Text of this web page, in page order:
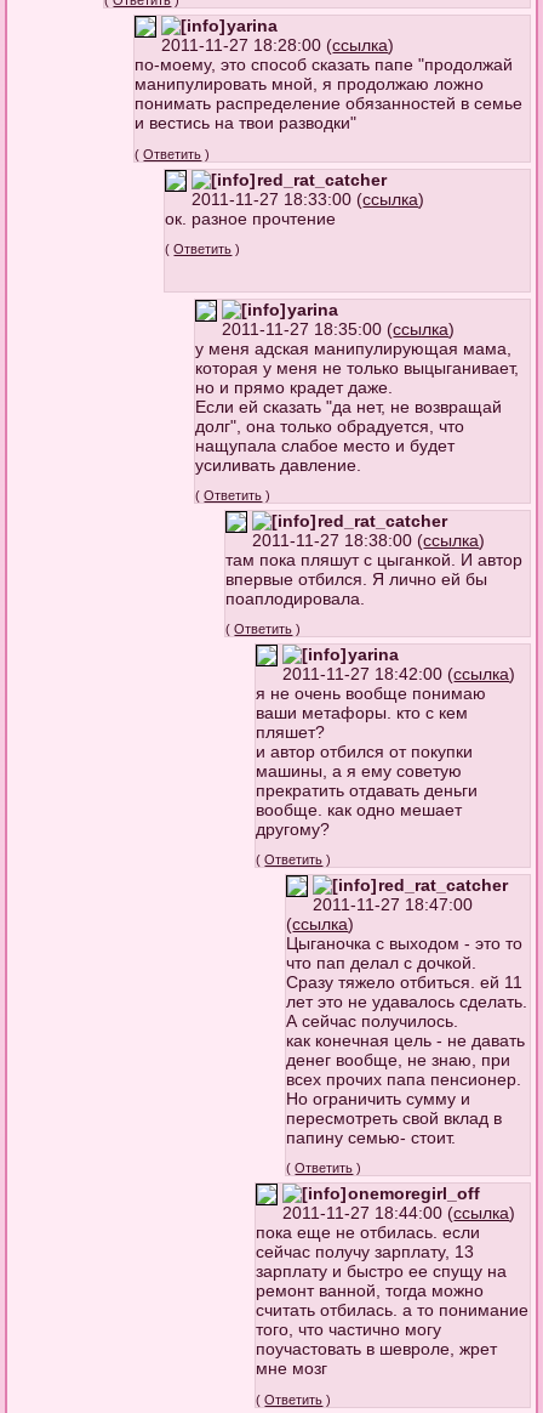
yarina
2011-11-27 18:28:00 (ссылка)
по-моему, это способ сказать папе "продолжай
манипулировать мной, я продолжаю ложно
понимать распределение обязанностей в семье
и вестись на твои разводки"
(Ответить )
red_rat_catcher
2011-11-27 18:33:00 (ссылка)
ок. разное прочтение
(Ответить )
yarina
2011-11-27 18:35:00 (ссылка)
у меня адская манипулирующая мама,
которая у меня не только выцыганивает,
но и прямо крадет даже.
Если ей сказать "да нет, не возвращай
долг", она только обрадуется, что
нащупала слабое место и будет
усиливать давление.
(Ответить )
red_rat_catcher
2011-11-27 18:38:00 (ссылка)
там пока пляшут с цыганкой. И автор
впервые отбился. Я лично ей бы
поаплодировала.
(Ответить )
yarina
2011-11-27 18:42:00 (ссылка)
я не очень вообще понимаю
ваши метафоры. кто с кем
пляшет?
и автор отбился от покупки
машины, а я ему советую
прекратить отдавать деньги
вообще. как одно мешает
другому?
(Ответить )
red_rat_catcher
2011-11-27 18:47:00
(ссылка)
Цыганочка с выходом - это то
что пап делал с дочкой.
Сразу тяжело отбиться. ей 11
лет это не удавалось сделать.
А сейчас получилось.
как конечная цель - не давать
денег вообще, не знаю, при
всех прочих папа пенсионер.
Но ограничить сумму и
пересмотреть свой вклад в
папину семью- стоит.
(Ответить )
onemoregirl_off
2011-11-27 18:44:00 (ссылка)
пока еще не отбилась. если
сейчас получу зарплату, 13
зарплату и быстро ее спущу на
ремонт ванной, тогда можно
считать отбилась. а то понимание
того, что частично могу
поучастовать в шевроле, жрет
мне мозг
(Ответить )